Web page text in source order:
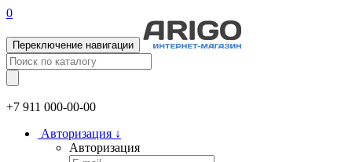
0
Переключение навигации
+7 911 000-00-00
Авторизация ↓
Авторизация